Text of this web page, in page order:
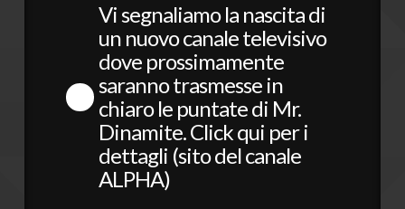
Vi segnaliamo la nascita di
un nuovo canale televisivo
dove prossimamente
saranno trasmesse in
chiaro le puntate di Mr.
Dinamite.Click qui per i
dettagli (sito del canale
ALPHA)